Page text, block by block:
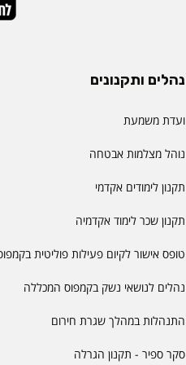
נהלים ותקנונים
ועדת משמעת
נוהל מצלמות אבטחה
תקנון לימודים אקדמי
תקנון שכר לימוד אקדמיה
טופס אישור לקיום פעילות פוליטית
נהלים לנושאי נשק בקמפוס המכללה
התנהלות במהלך שגרת חירום
סקר ספיר - תקנון הגרלה